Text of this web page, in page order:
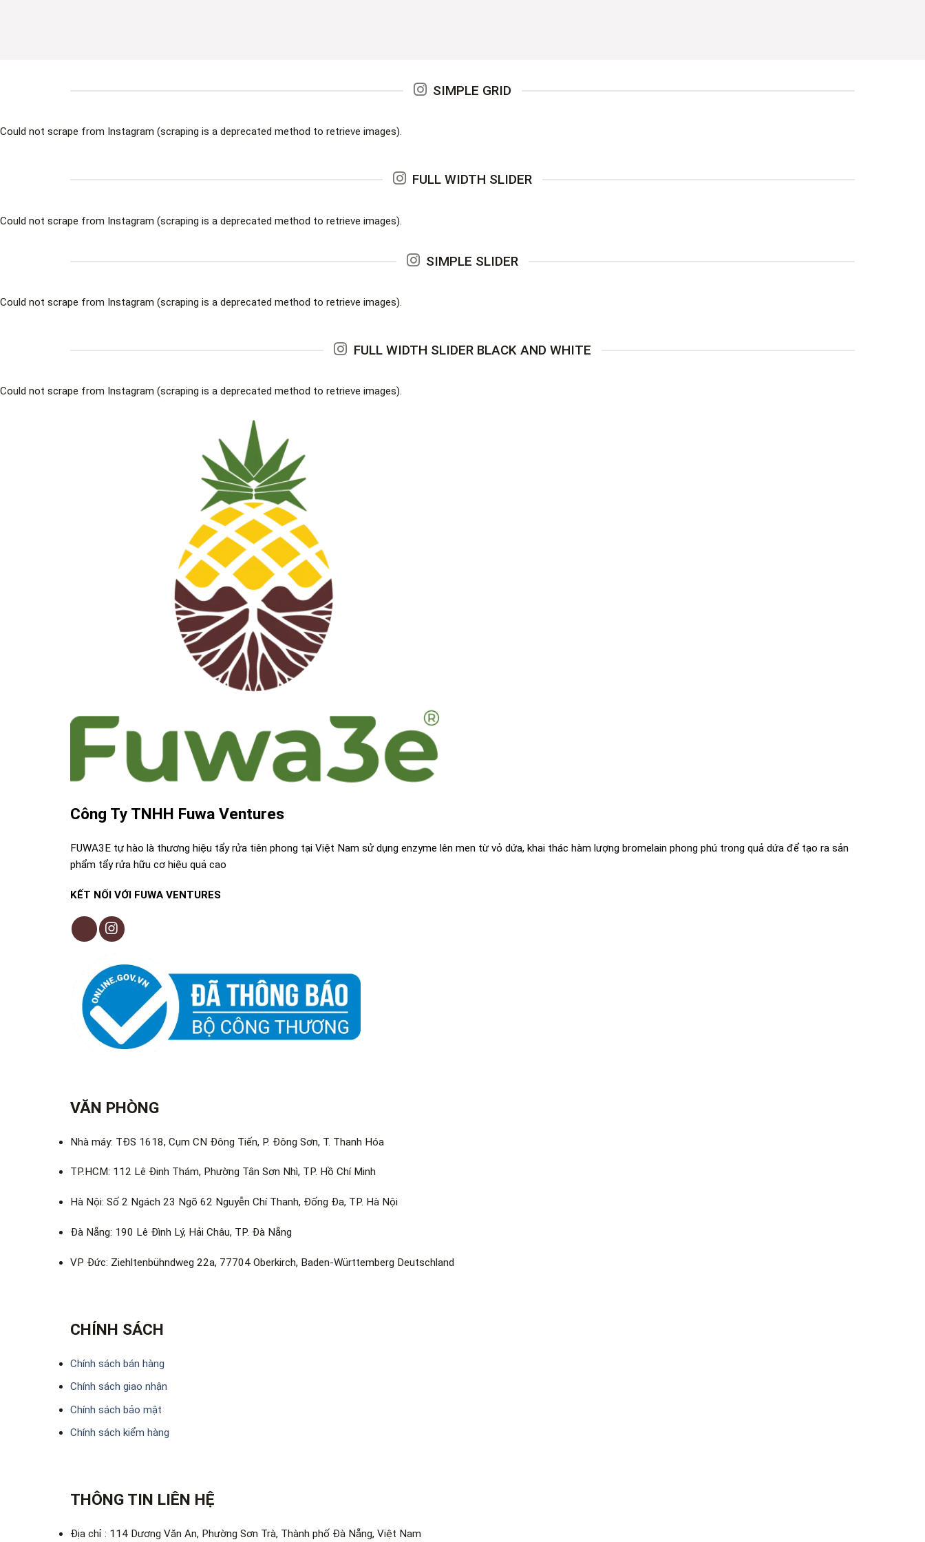
SIMPLE GRID
Could not scrape from Instagram (scraping is a deprecated method to retrieve images).
FULL WIDTH SLIDER
Could not scrape from Instagram (scraping is a deprecated method to retrieve images).
SIMPLE SLIDER
Could not scrape from Instagram (scraping is a deprecated method to retrieve images).
FULL WIDTH SLIDER BLACK AND WHITE
Could not scrape from Instagram (scraping is a deprecated method to retrieve images).
Công Ty TNHH Fuwa Ventures
FUWA3E tự hào là thương hiệu tẩy rửa tiên phong tại Việt Nam sử dụng enzyme lên men từ vỏ dứa, khai thác hàm lượng bromelain phong phú trong quả dứa để tạo ra sản
phẩm tẩy rửa hữu cơ hiệu quả cao
KẾT NỐI VỚI FUWA VENTURES
VĂN PHÒNG
Nhà máy: TĐS 1618, Cụm CN Đông Tiến, P. Đông Sơn, T. Thanh Hóa
TP.HCM: 112 Lê Đinh Thám, Phường Tân Sơn Nhì, TP. Hồ Chí Minh
Hà Nội: Số 2 Ngách 23 Ngõ 62 Nguyễn Chí Thanh, Đống Đa, TP. Hà Nội
Đà Nẵng: 190 Lê Đình Lý, Hải Châu, TP. Đà Nẵng
VP Đức: Ziehltenbühndweg 22a, 77704 Oberkirch, Baden-Württemberg Deutschland
CHÍNH SÁCH
Chính sách bán hàng
Chính sách giao nhận
Chính sách bảo mật
Chính sách kiểm hàng
THÔNG TIN LIÊN HỆ
Địa chỉ : 114 Dương Văn An, Phường Sơn Trà, Thành phố Đà Nẵng, Việt Nam